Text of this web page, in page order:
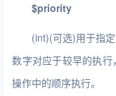
$priority
(int)(可选)用于指
数字对应于较早的执
操作中的顺序执行。